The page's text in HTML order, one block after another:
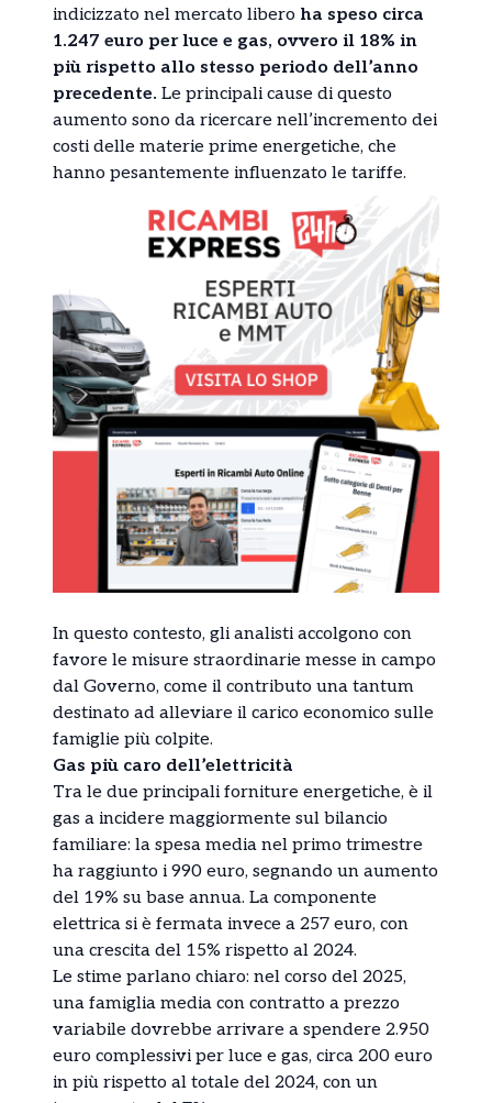
indicizzato nel mercato libero ha speso circa
1.247 euro per luce e gas, ovvero il 18% in
più rispetto allo stesso periodo dell’anno
precedente. Le principali cause di questo
aumento sono da ricercare nell’incremento dei
costi delle materie prime energetiche, che
hanno pesantemente influenzato le tariffe.
In questo contesto, gli analisti accolgono con
favore le misure straordinarie messe in campo
dal Governo, come il contributo una tantum
destinato ad alleviare il carico economico sulle
famiglie più colpite.
Gas più caro dell’elettricità
Tra le due principali forniture energetiche, è il
gas a incidere maggiormente sul bilancio
familiare: la spesa media nel primo trimestre
ha raggiunto i 990 euro, segnando un aumento
del 19% su base annua. La componente
elettrica si è fermata invece a 257 euro, con
una crescita del 15% rispetto al 2024.
Le stime parlano chiaro: nel corso del 2025,
una famiglia media con contratto a prezzo
variabile dovrebbe arrivare a spendere 2.950
euro complessivi per luce e gas, circa 200 euro
in più rispetto al totale del 2024, con un